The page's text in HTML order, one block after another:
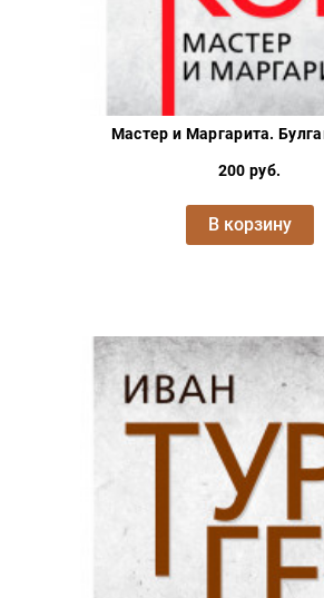
Мастер и Маргарита.
200 руб.
В корзину